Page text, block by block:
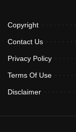
Copyright
Contact Us
Privacy Policy
Terms Of Use
Disclaimer